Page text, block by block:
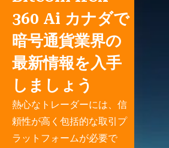
360 Ai カナダで
暗号通貨業界の
最新情報を入手
しましょう
熱心なトレーダーには、信
頼性が高く包括的な取引プ
ラットフォームが必要で